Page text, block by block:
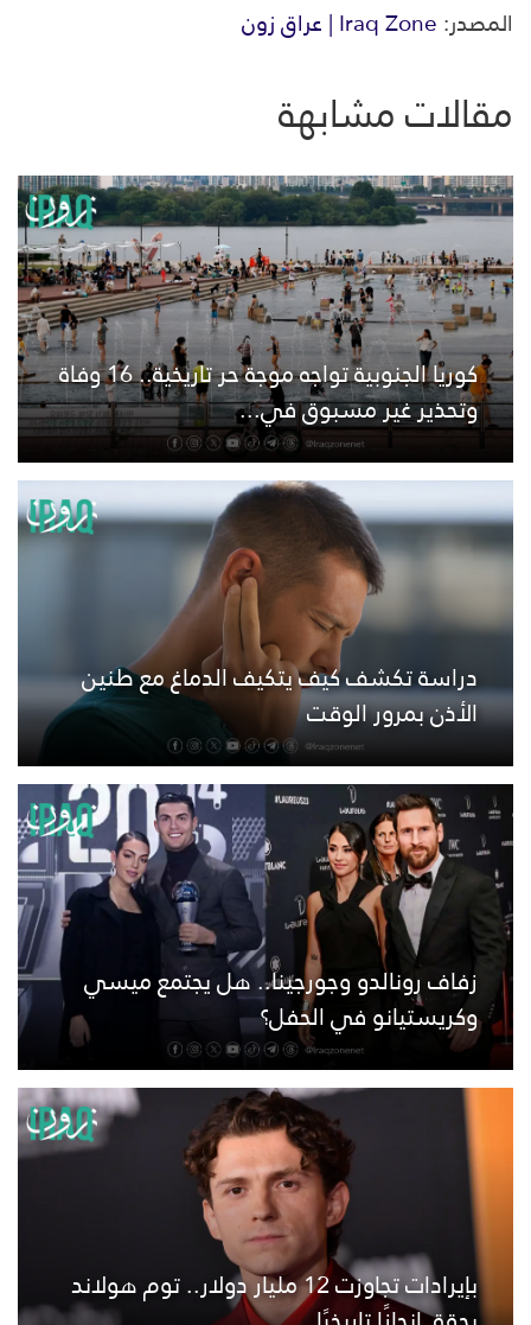
المصدر:Iraq Zone | عراق زون
مقالات مشابهة
كوريا الجنوبية تواجه موجة حر تاريخية.. 16 وفاة
وتحذير غير مسبوق في...
دراسة تكشف كيف يتكيف الدماغ مع طنين
الأذن بمرور الوقت
زفاف رونالدو وجورجينا.. هل يجتمع ميسي
وكريستيانو في الحفل؟
بإيرادات تجاوزت 12 مليار دولار.. توم هولاند